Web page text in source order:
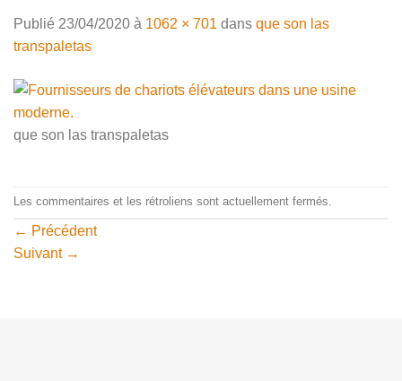
Publié 23/04/2020 à 1062 × 701 dans que son las
transpaletas
que son las transpaletas
Les commentaires et les rétroliens sont actuellement fermés.
← Précédent
Suivant →